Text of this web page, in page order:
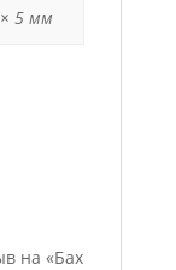
5 мм
на «Бах